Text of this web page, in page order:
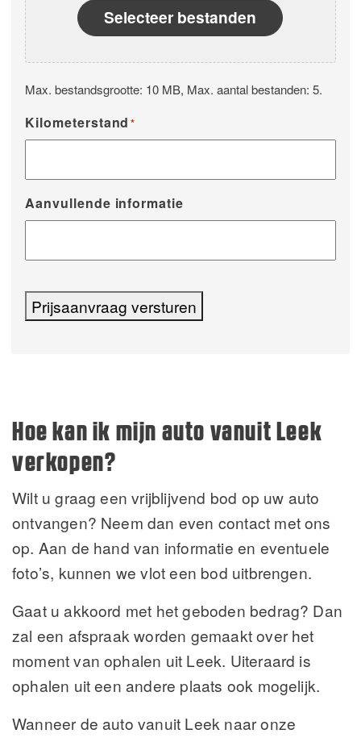
Selecteer bestanden
Max. bestandsgrootte: 10 MB, Max. aantal bestanden: 5.
Kilometerstand *
Aanvullende informatie
Prijsaanvraag versturen
Hoe kan ik mijn auto vanuit Leek
verkopen?
Wilt u graag een vrijblijvend bod op uw auto
ontvangen? Neem dan even contact met ons
op. Aan de hand van informatie en eventuele
foto’s, kunnen we vlot een bod uitbrengen.
Gaat u akkoord met het geboden bedrag? Dan
zal een afspraak worden gemaakt over het
moment van ophalen uit Leek. Uiteraard is
ophalen uit een andere plaats ook mogelijk.
Wanneer de auto vanuit Leek naar onze